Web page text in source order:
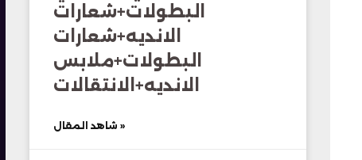
البطولات+شعارات
الانديه+شعارات
البطولات+ملابس
الانديه+الانتقالات
شاهد المقال »